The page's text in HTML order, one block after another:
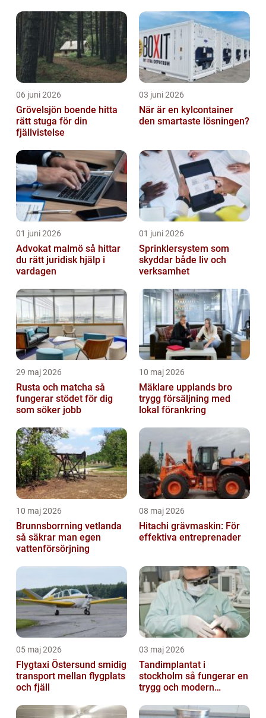
06 juni 2026
Grövelsjön boende hitta
rätt stuga för din
fjällvistelse
03 juni 2026
När är en kylcontainer
den smartaste lösningen?
01 juni 2026
Advokat malmö så hittar
du rätt juridisk hjälp i
vardagen
01 juni 2026
Sprinklersystem som
skyddar både liv och
verksamhet
29 maj 2026
Rusta och matcha så
fungerar stödet för dig
som söker jobb
10 maj 2026
Mäklare upplands bro
trygg försäljning med
lokal förankring
10 maj 2026
Brunnsborrning vetlanda
så säkrar man egen
vattenförsörjning
08 maj 2026
Hitachi grävmaskin: För
effektiva entreprenader
05 maj 2026
Flygtaxi Östersund smidig
transport mellan flygplats
och fjäll
03 maj 2026
Tandimplantat i
stockholm så fungerar en
trygg och modern